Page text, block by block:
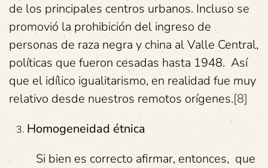
de los principales centros urbanos. Incluso se
promovió la prohibición del ingreso de
personas de raza negra y china al Valle Central,
políticas que fueron cesadas hasta 1948. Así
que el idílico igualitarismo, en realidad fue muy
relativo desde nuestros remotos orígenes.[8]
Homogeneidad étnica
Si bien es correcto afirmar, entonces, que